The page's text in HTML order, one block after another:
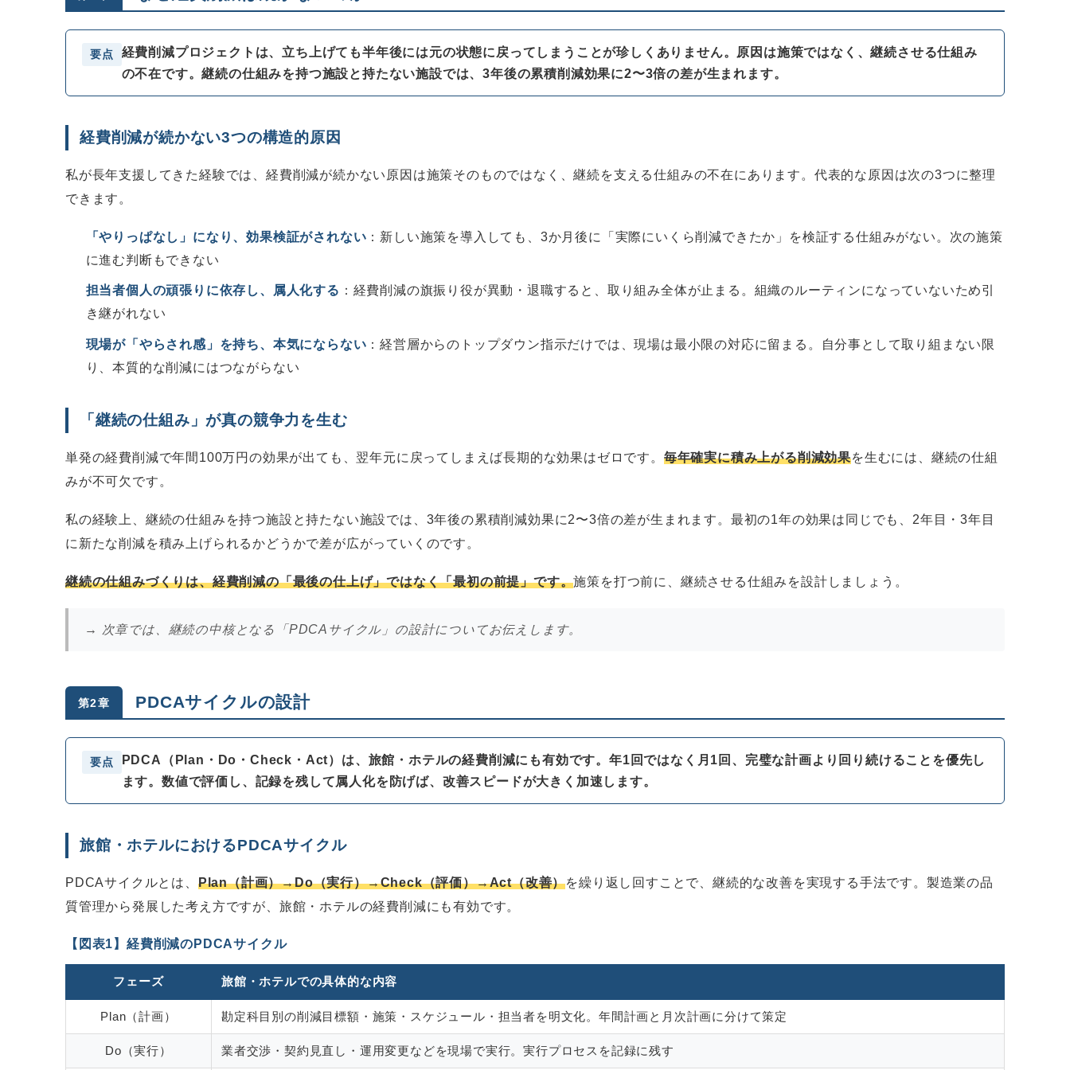
要点
経費削減プロジェクトは、立ち上げても半年後には元の状態に戻ってしまうことが珍しくありません。原因は施策ではなく、継続させる仕組み
の不在です。継続の仕組みを持つ施設と持たない施設では、3年後の累積削減効果に2〜3倍の差が生まれます。
経費削減が続かない3つの構造的原因
私が長年支援してきた経験では、経費削減が続かない原因は施策そのものではなく、継続を支える仕組みの不在にあります。代表的な原因は次の3つに整理
できます。
「やりっぱなし」になり、効果検証がされない ：新しい施策を導入しても、3か月後に「実際にいくら削減できたか」を検証する仕組みがない。次の施策
に進む判断もできない
担当者個人の頑張りに依存し、属人化する ：経費削減の旗振り役が異動・退職すると、取り組み全体が止まる。組織のルーティンになっていないため引
き継がれない
現場が「やらされ感」を持ち、本気にならない ：経営層からのトップダウン指示だけでは、現場は最小限の対応に留まる。自分事として取り組まない限
り、本質的な削減にはつながらない
「継続の仕組み」が真の競争力を生む
単発の経費削減で年間100万円の効果が出ても、翌年元に戻ってしまえば長期的な効果はゼロです。 毎年確実に積み上がる削減効果を生むには、継続の仕組
みが不可欠です。
私の経験上、継続の仕組みを持つ施設と持たない施設では、3年後の累積削減効果に2〜3倍の差が生まれます。最初の1年の効果は同じでも、2年目・3年目
に新たな削減を積み上げられるかどうかで差が広がっていくのです。
継続の仕組みづくりは、経費削減の「最後の仕上げ」ではなく「最初の前提」です。施策を打つ前に、継続させる仕組みを設計しましょう。
→ 次章では、継続の中核となる「PDCAサイクル」の設計についてお伝えします。
第2章 PDCAサイクルの設計
要点
PDCA（Plan・Do・Check・Act）は、旅館・ホテルの経費削減にも有効です。年1回ではなく月1回、完璧な計画より回り続けることを優先し
ます。数値で評価し、記録を残して属人化を防げば、改善スピードが大きく加速します。
旅館・ホテルにおけるPDCAサイクル
PDCAサイクルとは、 Plan（計画）→Do（実行）→Check（評価）→Act（改善）を繰り返し回すことで、継続的な改善を実現する手法です。製造業の品
質管理から発展した考え方ですが、旅館・ホテルの経費削減にも有効です。
【図表1】経費削減のPDCAサイクル
フェーズ 旅館・ホテルでの具体的な内容
Plan（計画） 勘定科目別の削減目標額・施策・スケジュール・担当者を明文化。年間計画と月次計画に分けて策定
Do（実行） 業者交渉・契約見直し・運用変更などを現場で実行。実行プロセスを記録に残す